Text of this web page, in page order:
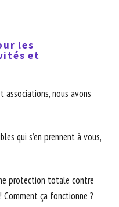
les
et
nous avons
qui s’en prennent à vous,
protection totale contre
Comment ça fonctionne ?